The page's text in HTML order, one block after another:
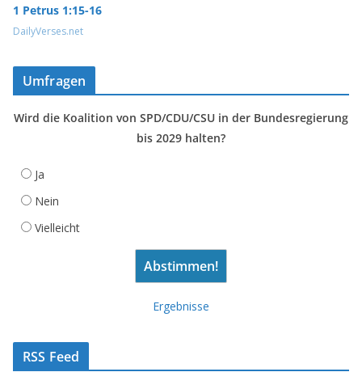
1 Petrus 1:15-16
DailyVerses.net
Umfragen
Wird die Koalition von SPD/CDU/CSU in der Bundesregierung
bis 2029 halten?
Ja
Nein
Vielleicht
Ergebnisse
RSS Feed